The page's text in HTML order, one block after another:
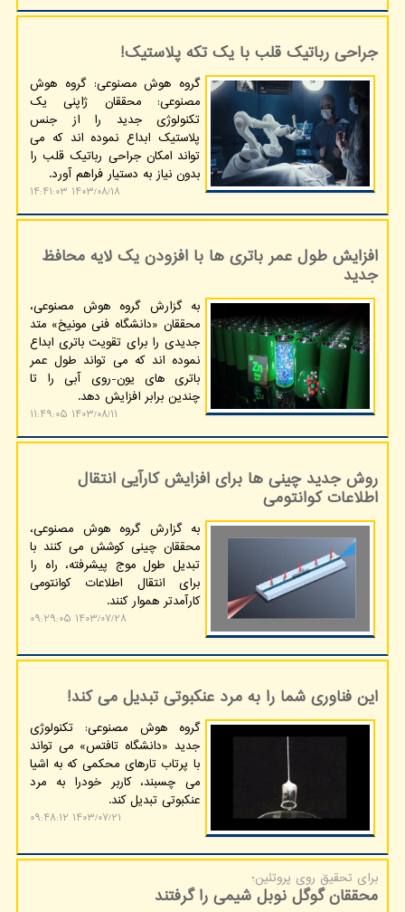
جراحی رباتیک قلب با یک تکه پلاستیک!
گروه هوش مصنوعی: گروه هوش
مصنوعی: محققان ژاپنی یک
تکنولوژی جدید را از جنس
پلاستیک ابداع نموده اند که می
تواند امکان جراحی رباتیک قلب را
بدون نیاز به دستیار فراهم آورد.
۱۴۰۳/۰۸/۱۸ ۱۴:۴۱:۰۳
افزایش طول عمر باتری ها با افزودن یک لایه محافظ
جدید
به گزارش گروه هوش مصنوعی،
محققان «دانشگاه فنی مونیخ» متد
جدیدی را برای تقویت باتری ابداع
نموده اند که می تواند طول عمر
باتری های یون-روی آبی را تا
چندین برابر افزایش دهد.
۱۴۰۳/۰۸/۱۱ ۱۱:۴۹:۰۵
روش جدید چینی ها برای افزایش کارآیی انتقال
اطلاعات کوانتومی
به گزارش گروه هوش مصنوعی،
محققان چینی کوشش می کنند با
تبدیل طول موج پیشرفته، راه را
برای انتقال اطلاعات کوانتومی
کارآمدتر هموار کنند.
۱۴۰۳/۰۷/۲۸ ۰۹:۲۹:۰۵
این فناوری شما را به مرد عنکبوتی تبدیل می کند!
گروه هوش مصنوعی: تکنولوژی
جدید «دانشگاه تافتس» می تواند
با پرتاب تارهای محکمی که به اشیا
می چسبند، کاربر خودرا به مرد
عنکبوتی تبدیل کند.
۱۴۰۳/۰۷/۲۱ ۰۹:۴۸:۱۲
برای تحقیق روی پروتئین؛
محققان گوگل نوبل شیمی را گرفتند